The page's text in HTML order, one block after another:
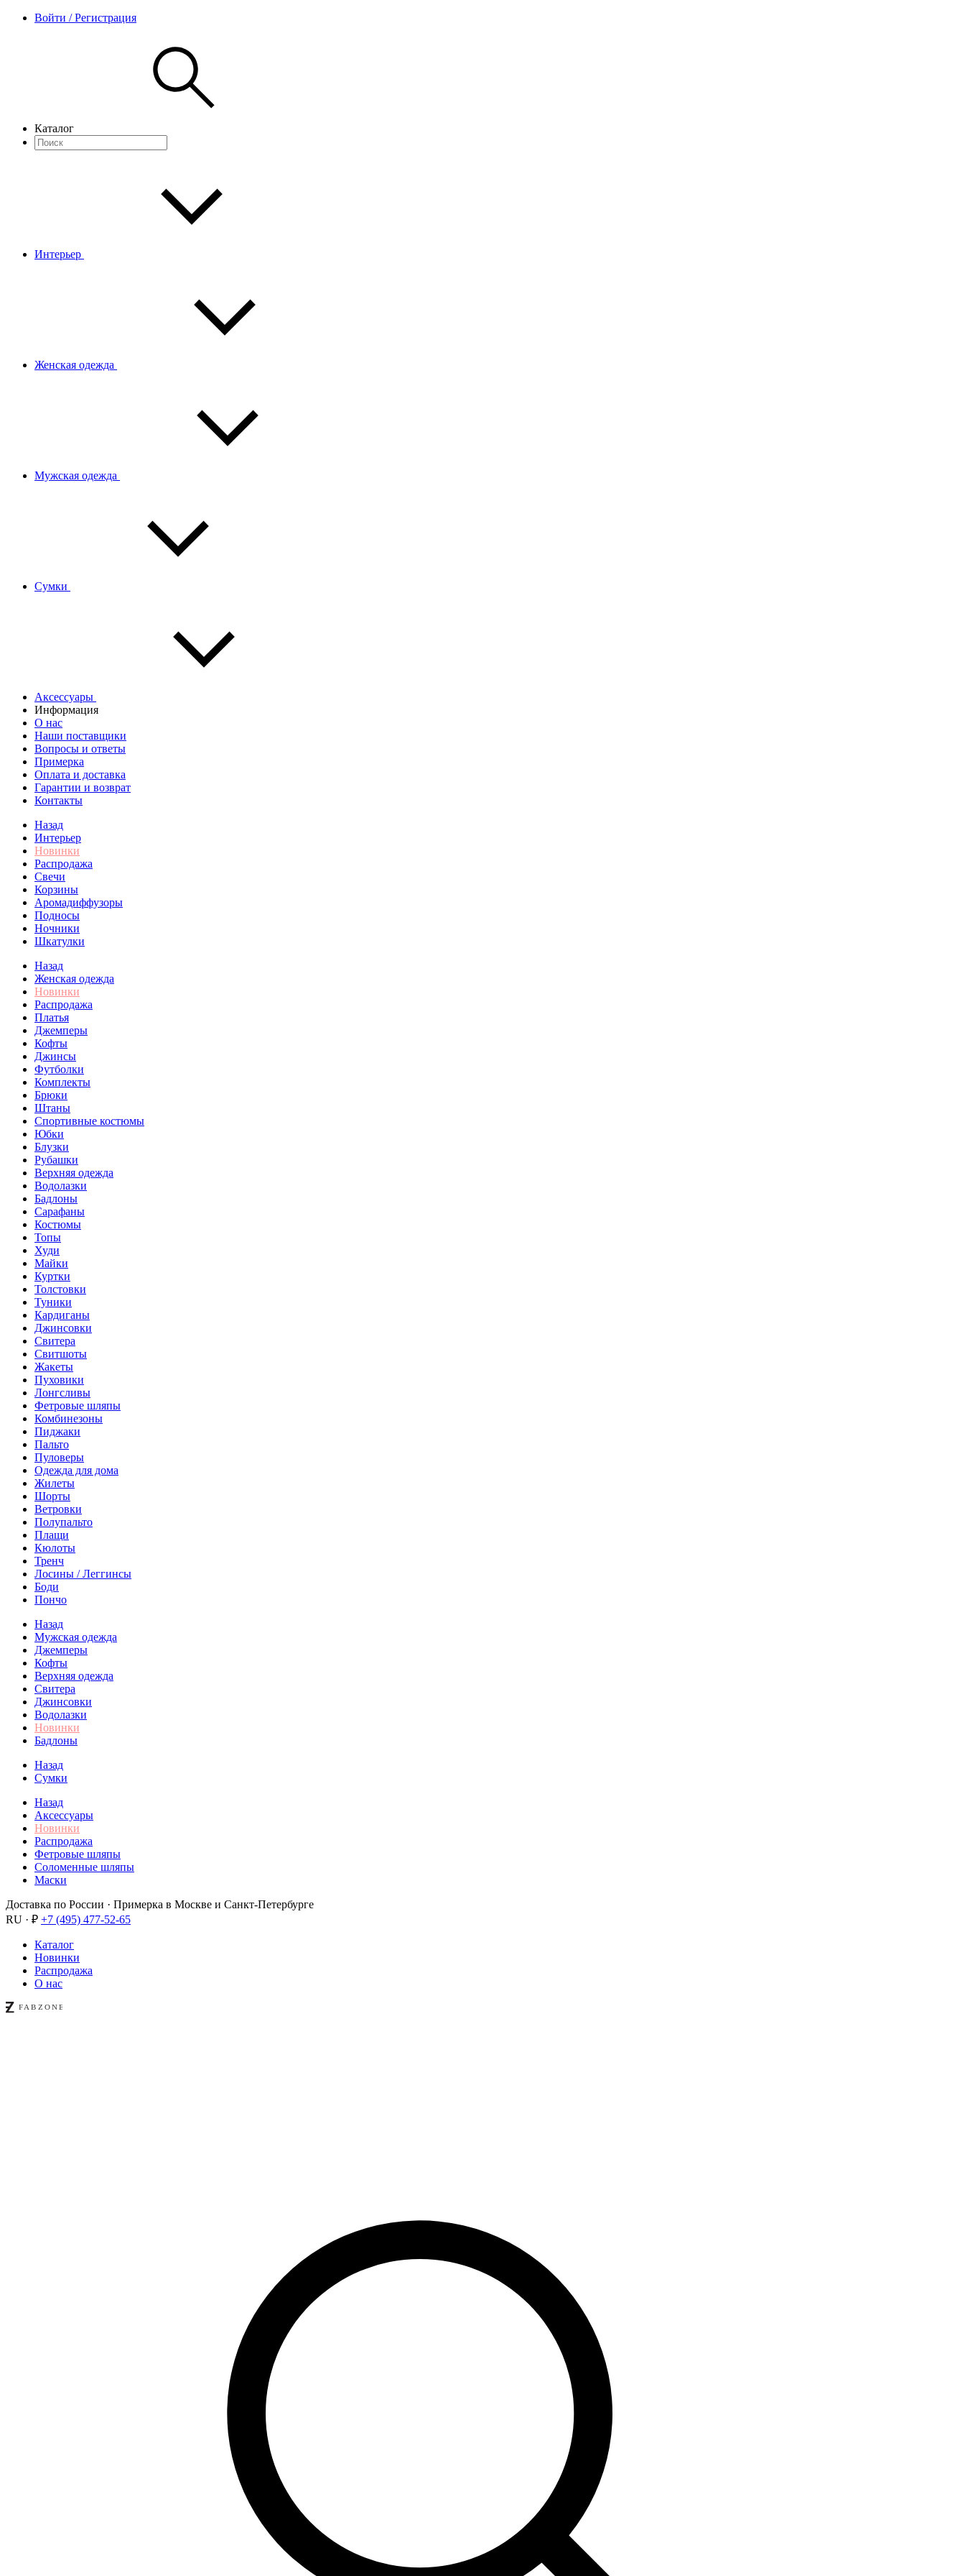
Войти / Регистрация
Каталог
Интерьер
Женская одежда
Мужская одежда
Сумки
Аксессуары
Информация
О нас
Наши поставщики
Вопросы и ответы
Примерка
Оплата и доставка
Гарантии и возврат
Контакты
Назад
Интерьер
Новинки
Распродажа
Свечи
Корзины
Аромадиффузоры
Подносы
Ночники
Шкатулки
Назад
Женская одежда
Новинки
Распродажа
Платья
Джемперы
Кофты
Джинсы
Футболки
Комплекты
Брюки
Штаны
Спортивные костюмы
Юбки
Блузки
Рубашки
Верхняя одежда
Водолазки
Бадлоны
Сарафаны
Костюмы
Топы
Худи
Майки
Куртки
Толстовки
Туники
Кардиганы
Джинсовки
Свитера
Свитшоты
Жакеты
Пуховики
Лонгсливы
Фетровые шляпы
Комбинезоны
Пиджаки
Пальто
Пуловеры
Одежда для дома
Жилеты
Шорты
Ветровки
Полупальто
Плащи
Кюлоты
Тренч
Лосины / Леггинсы
Боди
Пончо
Назад
Мужская одежда
Джемперы
Кофты
Верхняя одежда
Свитера
Джинсовки
Водолазки
Новинки
Бадлоны
Назад
Сумки
Назад
Аксессуары
Новинки
Распродажа
Фетровые шляпы
Соломенные шляпы
Маски
Доставка по России · Примерка в Москве и Санкт-Петербурге
RU · ₽ +7 (495) 477-52-65
Каталог
Новинки
Распродажа
О нас